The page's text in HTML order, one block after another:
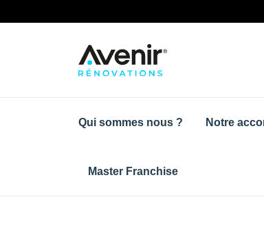
Qui sommes nous ? Notre
Master Franchise